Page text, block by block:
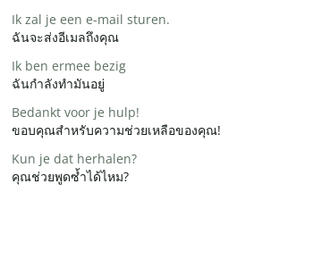
Ik zal je een e-mail sturen.
ฉันจะส่งอีเมลถึงคุณ
Ik ben ermee bezig
ฉันกำลังทำมันอยู่
Bedankt voor je hulp!
ขอบคุณสำหรับความช่วยเหลือของคุณ!
Kun je dat herhalen?
คุณช่วยพูดซ้ำได้ไหม?